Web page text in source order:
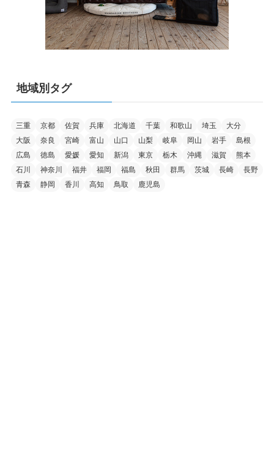
地域別タグ
三重 京都 佐賀 兵庫 北海道 千葉 和歌山 埼玉
大分
大阪
奈良 宮崎 富山 山口 山梨 岐阜 岡山 岩手
島根
広島
徳島 愛媛 愛知 新潟 東京 栃木 沖縄 滋賀
熊本
石川
神奈川 福井 福岡 福島 秋田 群馬 茨城 長崎
長野
青森
静岡 香川 高知 鳥取 鹿児島